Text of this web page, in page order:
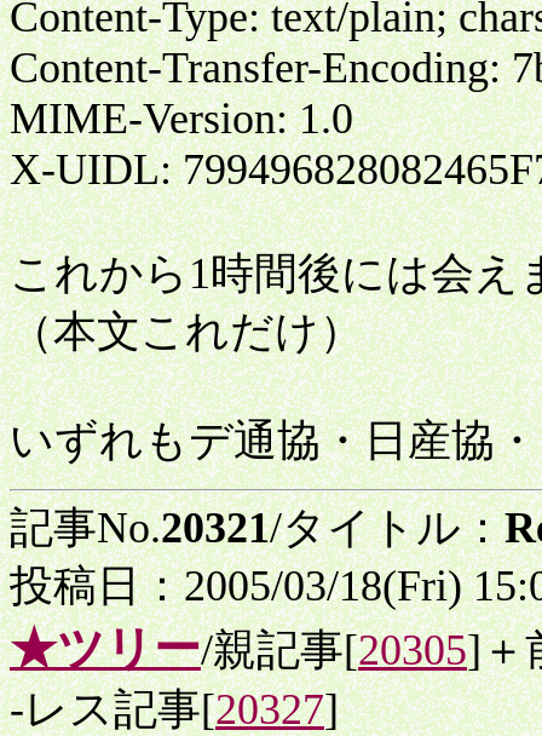
Content-Type: text/plain;
Content-Transfer-Encoding:
MIME-Version: 1.0
X-UIDL:
これから1時間後には会え
（本文これだけ）
いずれもデ通協・日産協
記事No.20321/タイトル：
投稿日：2005/03/18(Fri)
★ツリー/親記事[20305]＋
-レス記事[20327]